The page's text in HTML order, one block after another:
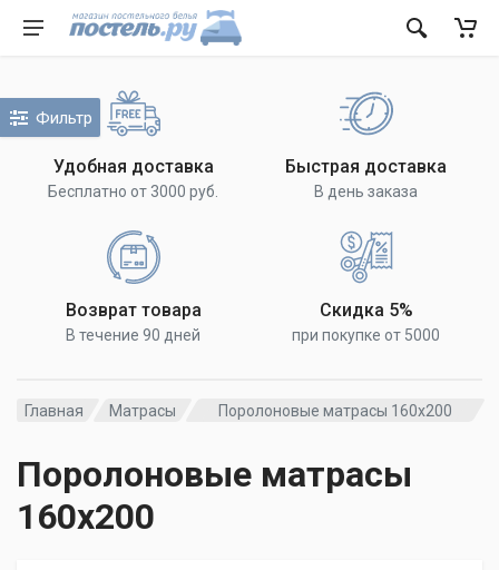
Удобная доставка
Бесплатно от 3000 руб.
Быстрая доставка
В день заказа
Возврат товара
В течение 90 дней
Скидка 5%
при покупке от 5000
Главная Матрасы Поролоновые матрасы 160х200
Поролоновые матрасы
160х200
Фильтр